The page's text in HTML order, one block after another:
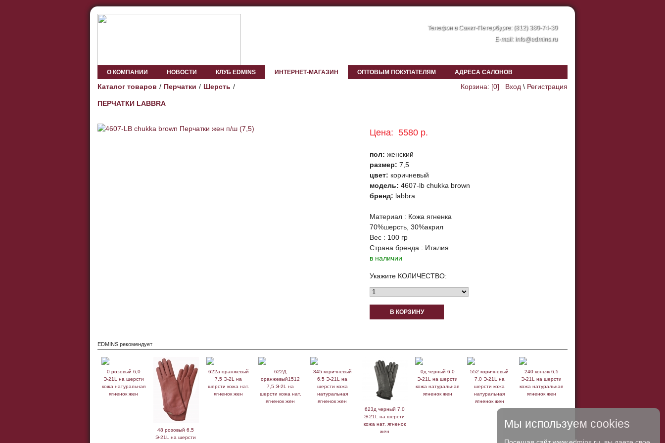
Телефон в Санкт-Петербурге: (812) 380-74-30
E-mail: info@edmins.ru
О КОМПАНИИ НОВОСТИ КЛУБ EDMINS ИНТЕРНЕТ-МАГАЗИН ОПТОВЫМ ПОКУПАТЕЛЯМ АДРЕСА САЛОНОВ
Корзина: [0] Вход \ Регистрация
Каталог товаров Перчатки Шерсть
ПЕРЧАТКИ LABBRA
Цена: 5580 р.
пол: женский
размер: 7,5
цвет: коричневый
модель: 4607-lb chukka brown
бренд: labbra
Материал : Кожа ягненка
70%шерсть, 30%акрил
Вес : 100 гр
Страна бренда : Италия
в наличии
Укажите КОЛИЧЕСТВО:
В КОРЗИНУ
EDMINS рекомендует
0 розовый 6,0
Э-21L на шерсти
кожа натуральная
ягненок жен
48 розовый 6,5
Э-21L на шерсти
622а оранжевый
7,5 Э-2L на
шерсти кожа нат.
ягненок жен
622Д
оранжевый1512
7,5 Э-2L на
шерсти кожа нат.
ягненок жен
345 коричневый
6,5 Э-21L на
шерсти кожа
натуральная
ягненок жен
623д черный 7,0
Э-21L на шерсти
кожа нат. ягненок
жен
0д черный 6,0
Э-21L на шерсти
кожа натуральная
ягненок жен
552 коричневый
7,0 Э-21L на
шерсти кожа
натуральная
ягненок жен
240 коньяк 6,5
Э-21L на шерсти
кожа натуральная
ягненок жен
Мы используем cookies